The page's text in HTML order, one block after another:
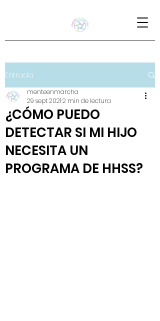
Entrada
¿CÓMO PUEDO
DETECTAR SI MI HIJO
NECESITA UN
PROGRAMA DE HHSS?
menteenmarcha
29 sept 20212 min de lectura